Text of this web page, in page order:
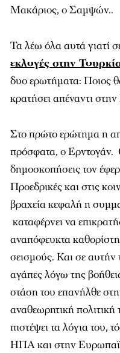
Μακάριος, ο Σαμψών..
Τα λέω όλα αυτά γιατί
εκλογές στην
δυο ερωτήματα: Ποιος
κρατήσει απέναντι
Στο πρώτο ερώτημα η
πρόσφατα, ο Ερντογάν.
δημοσκοπήσεις τον
Προεδρικές και στις
βραχεία κεφαλή η
καταφέρνει να
αναπόφευκτα
σεισμούς. Και σε αυτήν
αγάπες λόγω της
στάση του επανήλθε
αναθεωρητική
πιστέψει τα λόγια του,
ΗΠΑ και στην